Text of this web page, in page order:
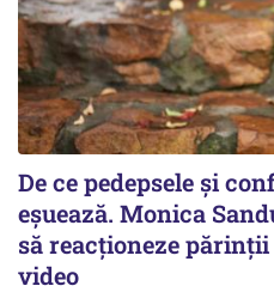
De ce pedepsele și
eșuează. Monica
să reacționeze
video